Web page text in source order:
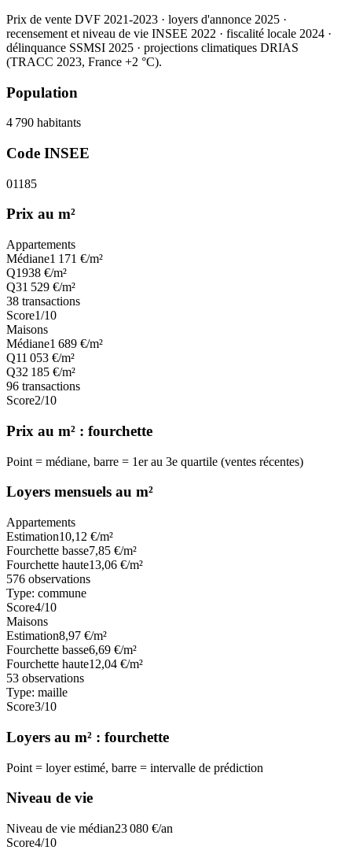
Prix de vente DVF 2021-2023 · loyers d'annonce 2025 ·
recensement et niveau de vie INSEE 2022 · fiscalité locale 2024 ·
délinquance SSMSI 2025 · projections climatiques DRIAS
(TRACC 2023, France +2 °C).
Population
4 790 habitants
Code INSEE
01185
Prix au m²
Appartements
Médiane1 171 €/m²
Q1938 €/m²
Q31 529 €/m²
38 transactions
Score1/10
Maisons
Médiane1 689 €/m²
Q11 053 €/m²
Q32 185 €/m²
96 transactions
Score2/10
Prix au m² : fourchette
Point = médiane, barre = 1er au 3e quartile (ventes récentes)
Loyers mensuels au m²
Appartements
Estimation10,12 €/m²
Fourchette basse7,85 €/m²
Fourchette haute13,06 €/m²
576 observations
Type: commune
Score4/10
Maisons
Estimation8,97 €/m²
Fourchette basse6,69 €/m²
Fourchette haute12,04 €/m²
53 observations
Type: maille
Score3/10
Loyers au m² : fourchette
Point = loyer estimé, barre = intervalle de prédiction
Niveau de vie
Niveau de vie médian23 080 €/an
Score4/10